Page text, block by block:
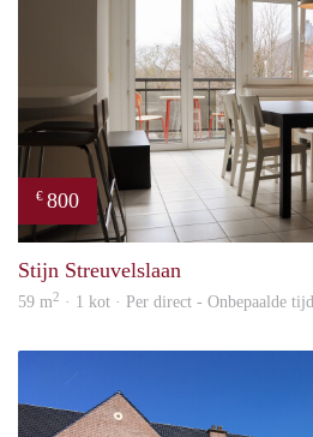
€ 800
Stijn Streuvelslaan
59 m2 · 1 kot · Per direct - Onbepaalde tijd